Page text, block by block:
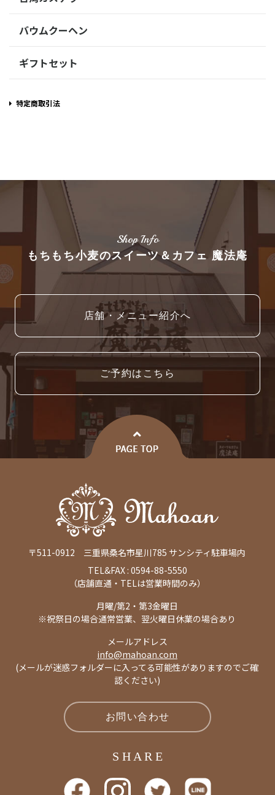
バウムクーヘン
ギフトセット
特定商取引法
Shop Info
もちもち小麦のスイーツ＆カフェ 魔法庵
店舗・メニュー紹介へ
ご予約はこちら
〒511-0912 三重県桑名市星川785 サンシティ駐車場内
TEL&FAX :0594-88-5550
（店舗直通・TELは営業時間のみ）
月曜/第2・第3金曜日
※祝祭日の場合通常営業、翌火曜日休業の場合あり
メールアドレス
info@mahoan.com
(メールが迷惑フォルダーに入ってる可能性がありますのでご確
認ください)
お問い合わせ
S H A R E